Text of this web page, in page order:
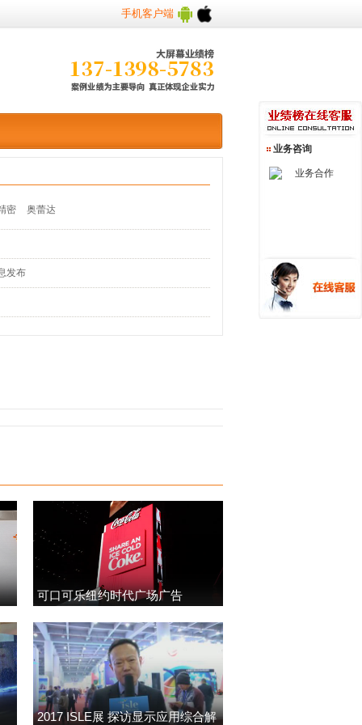
手机客户端
密 奥蕾达
发布
可口可乐纽约时代广场广告
2017 ISLE展 探访显示应用综合解
业务咨询
业务合作